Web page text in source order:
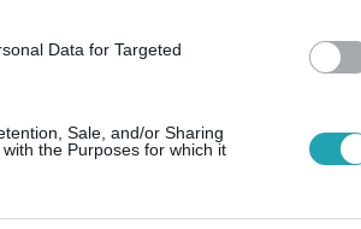
Data for Targeted
Sale, and/or Sharing
the Purposes for which it